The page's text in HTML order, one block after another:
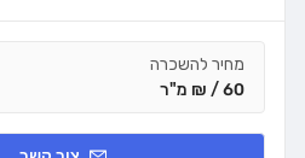
מחיר להשכרה
60 / ₪ מ"ר